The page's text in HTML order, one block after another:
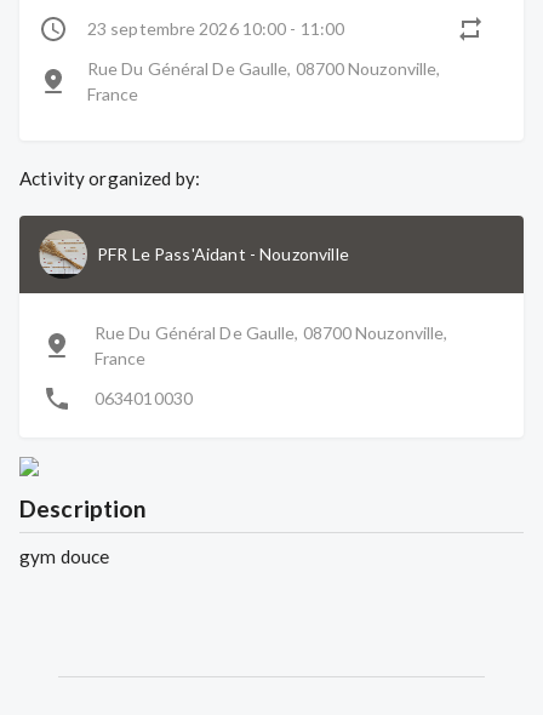
Description
gym douce
23 septembre 2026 10:00 - 11:00
Rue Du Général De Gaulle, 08700 Nouzonville,
France
Activity organized by:
PFR Le Pass'Aidant -Nouzonville
Rue Du Général De Gaulle, 08700 Nouzonville,
France
0634010030